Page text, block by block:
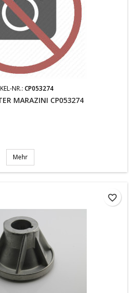
NR.: CP053274
MARAZINI CP053274
Mehr
favorite_border